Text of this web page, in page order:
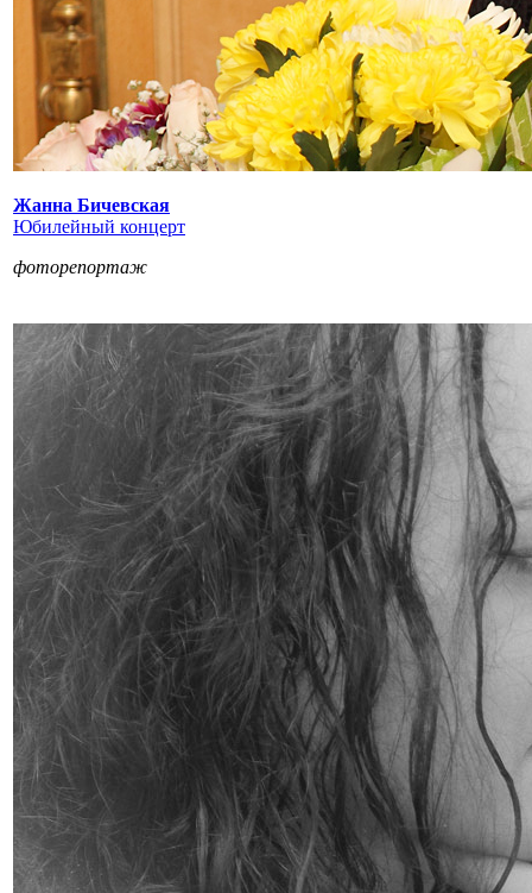
Жанна Бичевская
Юбилейный концерт
фоторепортаж